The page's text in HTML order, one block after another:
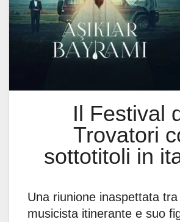
Il Festival
Trovatori
sottotitoli in
Una riunione inaspettata tra
musicista itinerante e suo